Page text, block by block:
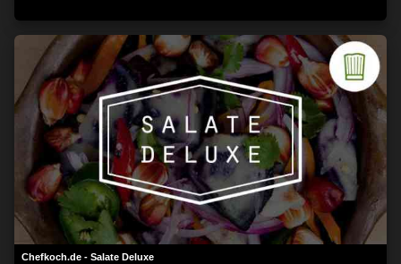
Chefkoch.de - Salate Deluxe